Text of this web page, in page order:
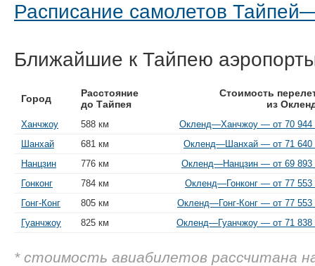
Расписание самолетов
Ближайшие к Тайпею
Город
Расстояние
до Тайпея
Стоимость
из
Ханчжоу 588 км
Окленд—Ханчжоу — от 70 944
Шанхай
681 км
Окленд—Шанхай — от 71 640
Нанцзин
776 км
Окленд—Нанцзин — от 69 893
Гонконг
784 км
Окленд—Гонконг — от 77 553
Гонг-Конг
805 км
Окленд—Гонг-Конг — от 77 553
Гуанчжоу
825 км Окленд—Гуанчжоу — от 71 838
* стоимость авиабилетов рассчитана